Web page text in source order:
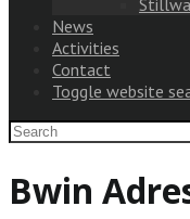
News
Activities
Contact
Toggle website
Bwin